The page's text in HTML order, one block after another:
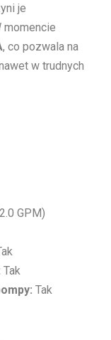
je
momencie
, co pozwala na
w trudnych
GPM)
Tak
Tak